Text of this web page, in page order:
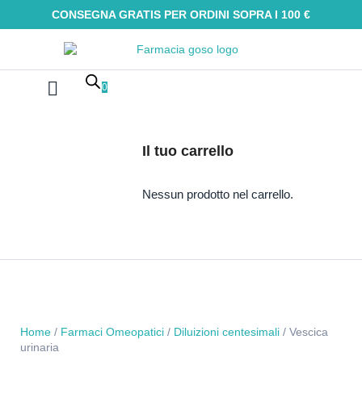
CONSEGNA GRATIS PER ORDINI SOPRA I 100 €
0
Il tuo carrello
Nessun prodotto nel carrello.
Home / Farmaci Omeopatici / Diluizioni centesimali / Vescica
urinaria